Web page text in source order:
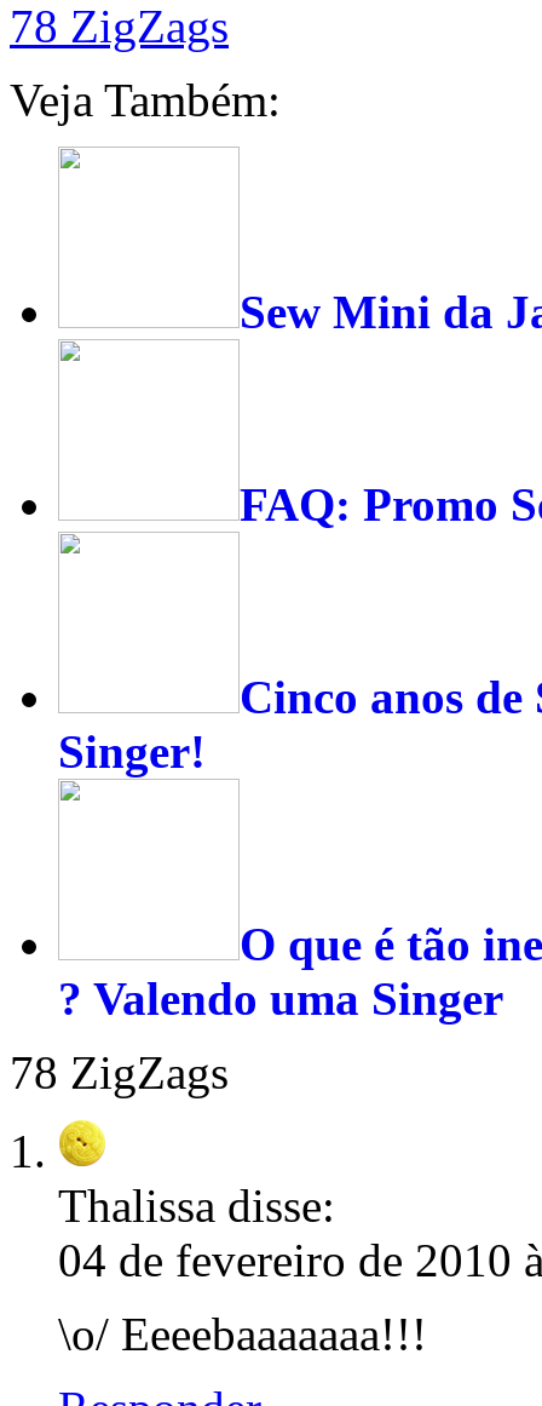
78 ZigZags
Veja Também:
Sew Mini da
FAQ: Promo
Cinco anos
Singer!
O que é tão
? Valendo uma Singer
78 ZigZags
Thalissa disse:
04 de fevereiro de 2010
\o/ Eeeebaaaaaaa!!!